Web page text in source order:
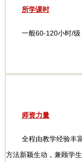
所学课时
一般60-120小时/级
师资力量
全程由教学经验丰
方法新颖生动，兼顾学